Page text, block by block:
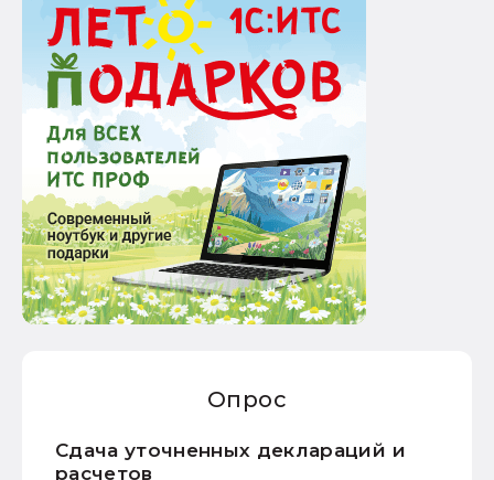
Опрос
Сдача уточненных деклараций и
расчетов